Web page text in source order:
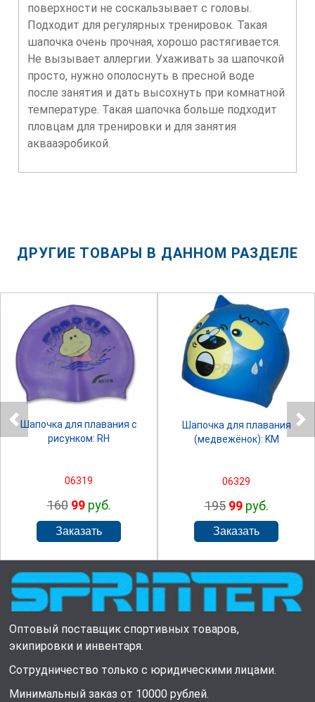
поверхности не соскальзывает с головы.
Подходит для регулярных тренировок. Такая
шапочка очень прочная, хорошо растягивается.
Не вызывает аллергии. Ухаживать за шапочкой
просто, нужно ополоснуть в пресной воде
после занятия и дать высохнуть при комнатной
температуре. Такая шапочка больше подходит
пловцам для тренировки и для занятия
аквааэробикой.
ДРУГИЕ ТОВАРЫ В ДАННОМ РАЗДЕЛЕ
SPRINTER
Шапочка для плавания с
рисунком: RH
06319
160 99руб.
SPRINTER
Шапочка для плавания
(медвежёнок): KM
06329
195 99руб.
Оптовый поставщик спортивных товаров,
экипировки и инвентаря.
Сотрудничество только с юридическими лицами.
Минимальный заказ от 10000 рублей.